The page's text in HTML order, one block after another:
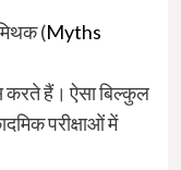
(Myths
करते हैं। ऐसा बिल्कुल
परीक्षाओं में